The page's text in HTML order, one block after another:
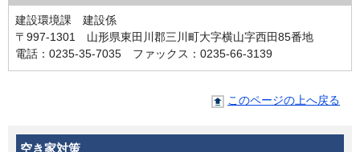
建設環境課 建設係
〒997-1301 山形県東田川郡三川町大字横山字西田85番地
電話：0235-35-7035 ファックス：0235-66-3139
このページの上へ戻る
空き家対策